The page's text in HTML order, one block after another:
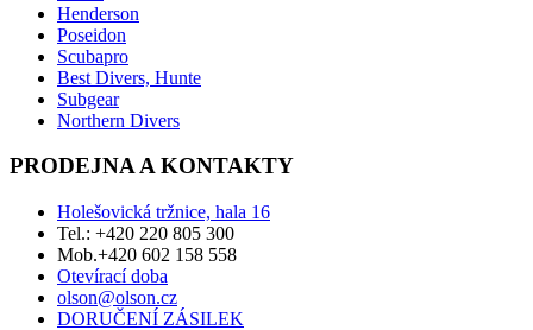
Henderson
Poseidon
Scubapro
Best Divers, Hunte
Subgear
Northern Divers
PRODEJNA A KONTAKTY
Holešovická tržnice, hala 16
Tel.: +420 220 805 300
Mob.+420 602 158 558
Otevírací doba
olson@olson.cz
DORUČENÍ ZÁSILEK